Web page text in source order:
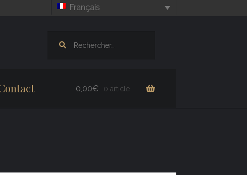
Français
0,00€ 0 article